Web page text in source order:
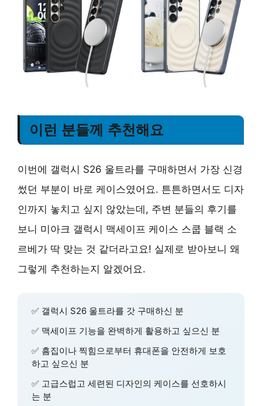
이런 분들께 추천해요
이번에 갤럭시 S26 울트라를 구매하면서 가장 신경
썼던 부분이 바로 케이스였어요. 튼튼하면서도 디자
인까지 놓치고 싶지 않았는데, 주변 분들의 후기를
보니 미아크 갤럭시 맥세이프 케이스 스쿱 블랙 소
르베가 딱 맞는 것 같더라고요! 실제로 받아보니 왜
그렇게 추천하는지 알겠어요.
✅ 갤럭시 S26 울트라를 갓 구매하신 분
✅ 맥세이프 기능을 완벽하게 활용하고 싶으신 분
✅ 흠집이나 찍힘으로부터 휴대폰을 안전하게 보호
하고 싶으신 분
✅ 고급스럽고 세련된 디자인의 케이스를 선호하시
는 분